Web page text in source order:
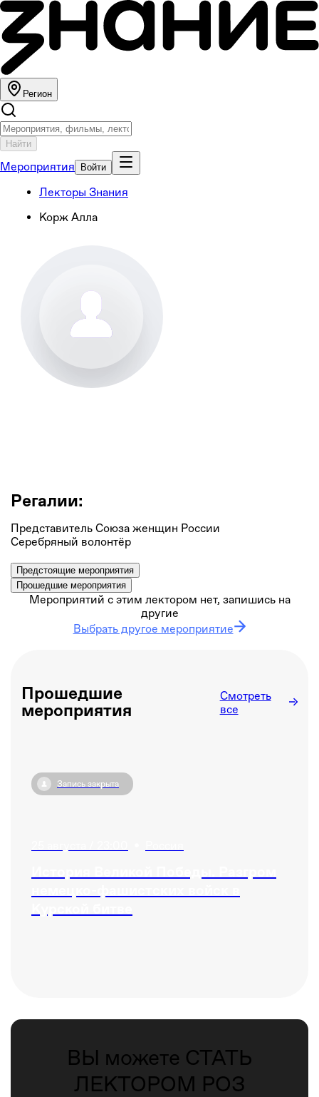
Регион
Найти
Мероприятия Войти
Лекторы Знания
Корж Алла
Регалии:
Представитель Союза женщин России
Серебряный волонтёр
Предстоящие мероприятия
Прошедшие мероприятия
Мероприятий с этим лектором нет, запишись на
другие
Выбрать другое мероприятие
Прошедшие
мероприятия
Смотреть
все
Запись закрыта
ВЫ можете СТАТЬ
ЛЕКТОРОМ РОЗ